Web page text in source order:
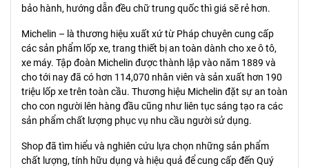
bảo hành, hướng dẫn đều chữ trung quốc thì giá sẽ rẻ hơn.
Michelin – là thương hiệu xuất xứ từ Pháp chuyên cung cấp
các sản phẩm lốp xe, trang thiết bị an toàn dành cho xe ô tô,
xe máy. Tập đoàn Michelin được thành lập vào năm 1889 và
cho tới nay đã có hơn 114,070 nhân viên và sản xuất hơn 190
triệu lốp xe trên toàn cầu. Thương hiệu Michelin đặt sự an toàn
cho con người lên hàng đầu cũng như liên tục sáng tạo ra các
sản phẩm chất lượng phục vụ nhu cầu người sử dụng.
Shop đã tìm hiểu và nghiên cứu lựa chọn những sản phẩm
chất lượng, tính hữu dụng và hiệu quả để cung cấp đến Quý